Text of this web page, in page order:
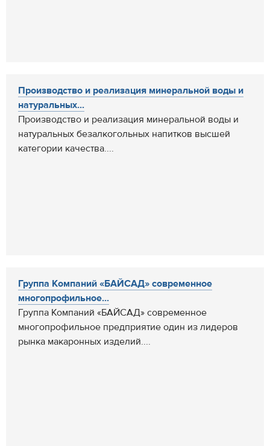
Производство и реализация минеральной воды и
натуральных...
Производство и реализация минеральной воды и
натуральных безалкогольных напитков высшей
категории качества....
Группа Компаний «БАЙСАД» современное
многопрофильное...
Группа Компаний «БАЙСАД» современное
многопрофильное предприятие один из лидеров
рынка макаронных изделий....